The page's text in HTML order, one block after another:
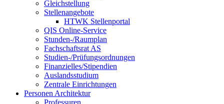
Gleichstellung
Stellenangebote
HTWK Stellenportal
QIS Online-Service
Stunden-/Raumplan
Fachschaftsrat AS
Studien-/Prüfungsordnungen
Finanzielles/Stipendien
Auslandsstudium
Zentrale Einrichtungen
Personen Architektur
Professuren